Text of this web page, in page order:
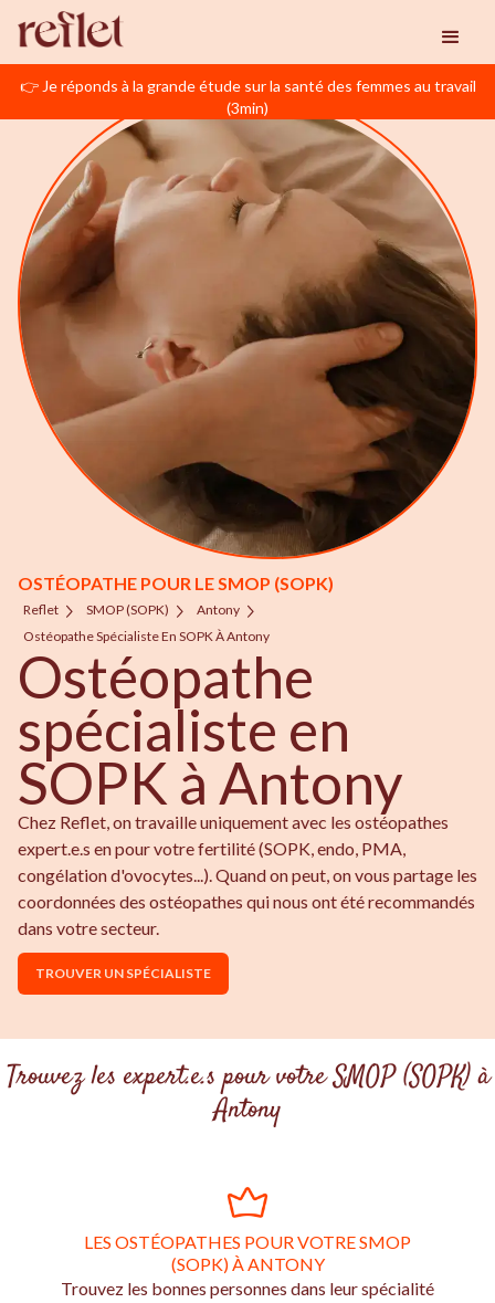
👉 Je réponds à la grande étude sur la santé des femmes au travail
(3min)
OSTÉOPATHE POUR LE SMOP (SOPK)
Reflet SMOP (SOPK)
Antony
Ostéopathe Spécialiste En SOPK À Antony
Ostéopathe
spécialiste en
SOPK à Antony
Chez Reflet, on travaille uniquement avec les ostéopathes
expert.e.s en pour votre fertilité (SOPK, endo, PMA,
congélation d'ovocytes...). Quand on peut, on vous partage les
coordonnées des ostéopathes qui nous ont été recommandés
dans votre secteur.
TROUVER UN SPÉCIALISTE
Trouvez les expert.e.s pour votre SMOP (SOPK) à
Antony
LES OSTÉOPATHES POUR VOTRE SMOP
(SOPK) À ANTONY
Trouvez les bonnes personnes dans leur spécialité